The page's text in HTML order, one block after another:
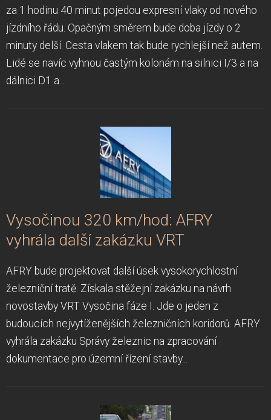
za 1 hodinu 40 minut pojedou expresní vlaky od nového
jízdního řádu. Opačným směrem bude doba jízdy o 2
minuty delší. Cesta vlakem tak bude rychlejší než autem.
Lidé se navíc vyhnou častým kolonám na silnici I/3 a na
dálnici D1 a...
Vysočinou 320 km/hod: AFRY
vyhrála další zakázku VRT
AFRY bude projektovat další úsek vysokorychlostní
železniční tratě. Získala stěžejní zakázku na návrh
novostavby VRT Vysočina fáze I. Jde o jeden z
budoucích nejvytíženějších železničních koridorů. AFRY
vyhrála zakázku Správy železnic na zpracování
dokumentace pro územní řízení stavby...